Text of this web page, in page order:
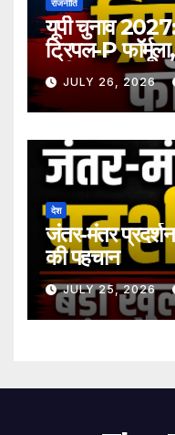
राजनीति
यूपी चुनाव 2027:
ट्रिपल-P
समीकरण?
JULY 26, 2026
देश
जंतर-मंतर
की पहचान
JULY 25, 2026